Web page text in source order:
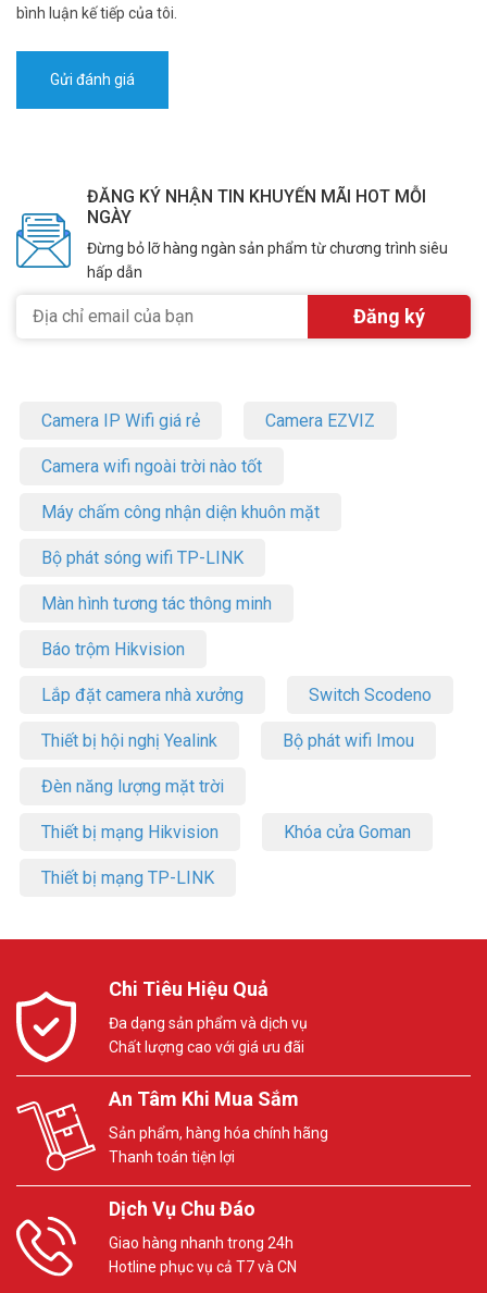
bình luận kế tiếp của tôi.
ĐĂNG KÝ NHẬN TIN KHUYẾN MÃI HOT MỖI
NGÀY
Đừng bỏ lỡ hàng ngàn sản phẩm từ chương trình siêu
hấp dẫn
Camera IP Wifi giá rẻ Camera EZVIZ
Camera wifi ngoài trời nào tốt
Máy chấm công nhận diện khuôn mặt
Bộ phát sóng wifi TP-LINK
Màn hình tương tác thông minh
Báo trộm Hikvision
Lắp đặt camera nhà xưởng Switch Scodeno
Thiết bị hội nghị Yealink Bộ phát wifi Imou
Đèn năng lượng mặt trời
Thiết bị mạng Hikvision Khóa cửa Goman
Thiết bị mạng TP-LINK
Chi Tiêu Hiệu Quả
Đa dạng sản phẩm và dịch vụ
Chất lượng cao với giá ưu đãi
An Tâm Khi Mua Sắm
Sản phẩm, hàng hóa chính hãng
Thanh toán tiện lợi
Dịch Vụ Chu Đáo
Giao hàng nhanh trong 24h
Hotline phục vụ cả T7 và CN